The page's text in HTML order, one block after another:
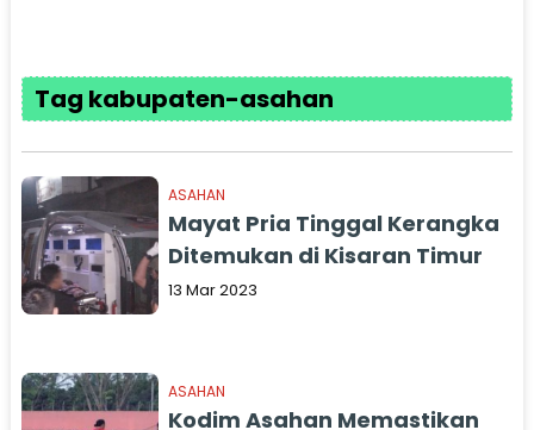
Tag kabupaten-asahan
ASAHAN
Mayat Pria Tinggal Kerangka
Ditemukan di Kisaran Timur
13 Mar 2023
ASAHAN
Kodim Asahan Memastikan